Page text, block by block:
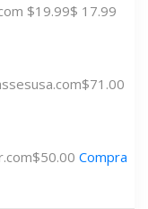
$19.99$ 17.99
$71.00
$50.00 Compra